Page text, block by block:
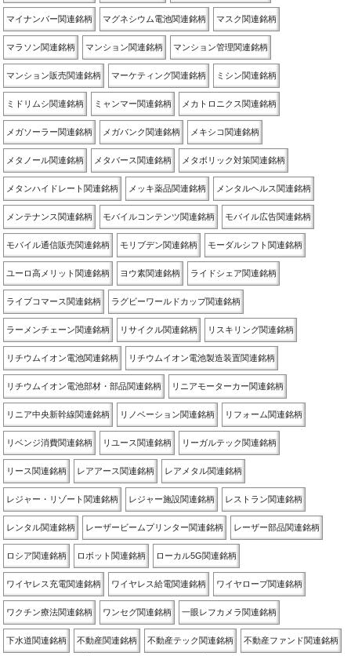
マイナンバー関連銘柄 マグネシウム電池関連銘柄 マスク関連銘柄
マラソン関連銘柄 マンション関連銘柄 マンション管理関連銘柄
マンション販売関連銘柄 マーケティング関連銘柄 ミシン関連銘柄
ミドリムシ関連銘柄 ミャンマー関連銘柄 メカトロニクス関連銘柄
メガソーラー関連銘柄 メガバンク関連銘柄 メキシコ関連銘柄
メタノール関連銘柄 メタバース関連銘柄 メタボリック対策関連銘柄
メタンハイドレート関連銘柄 メッキ薬品関連銘柄 メンタルヘルス関連銘柄
メンテナンス関連銘柄 モバイルコンテンツ関連銘柄 モバイル広告関連銘柄
モバイル通信販売関連銘柄 モリブデン関連銘柄 モーダルシフト関連銘柄
ユーロ高メリット関連銘柄 ヨウ素関連銘柄 ライドシェア関連銘柄
ライブコマース関連銘柄 ラグビーワールドカップ関連銘柄
ラーメンチェーン関連銘柄 リサイクル関連銘柄 リスキリング関連銘柄
リチウムイオン電池関連銘柄 リチウムイオン電池製造装置関連銘柄
リチウムイオン電池部材・部品関連銘柄 リニアモーターカー関連銘柄
リニア中央新幹線関連銘柄 リノベーション関連銘柄 リフォーム関連銘柄
リベンジ消費関連銘柄 リユース関連銘柄 リーガルテック関連銘柄
リース関連銘柄 レアアース関連銘柄 レアメタル関連銘柄
レジャー・リゾート関連銘柄 レジャー施設関連銘柄 レストラン関連銘柄
レンタル関連銘柄 レーザービームプリンター関連銘柄 レーザー部品関連銘柄
ロシア関連銘柄 ロボット関連銘柄 ローカル5G関連銘柄
ワイヤレス充電関連銘柄 ワイヤレス給電関連銘柄 ワイヤロープ関連銘柄
ワクチン療法関連銘柄 ワンセグ関連銘柄 一眼レフカメラ関連銘柄
下水道関連銘柄 不動産関連銘柄 不動産テック関連銘柄 不動産ファンド関連銘柄